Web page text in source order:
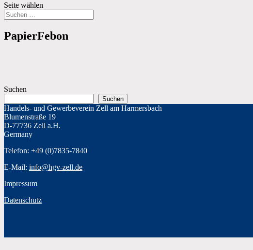
Seite wählen
PapierFebon
Suchen
Suchen
Handels- und Gewerbeverein Zell am Harmersbach
Blumenstraße 19
D-77736 Zell a.H.
Germany
Telefon: +49 (0)7835-7840
E-Mail: info@hgv-zell.de
Impressum
Datenschutz